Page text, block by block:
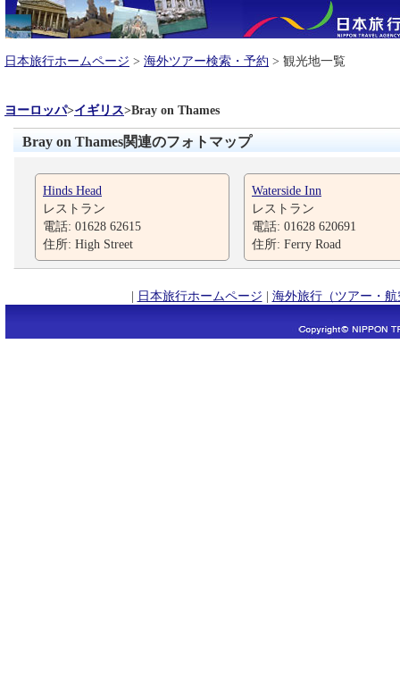
日本旅行ホームページ > 海外ツアー検索・予約 > 観光地一覧
ヨーロッパ>イギリス>Bray on Thames
Bray on Thames関連のフォトマップ
Hinds Head
レストラン
電話: 01628 62615
住所: High Street
Waterside Inn
レストラン
電話: 01628 620691
住所: Ferry Road
| 日本旅行ホームページ | 海外旅行（ツアー・航